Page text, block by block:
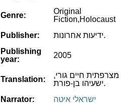
Genre:
Original
Fiction,Holocaust
Publisher:
ידיעות אחרונות.
Publishing
year:
2005
Translation:
מצרפתית חיים גורי,
ישעיהו בן-פורת.
Narrator:
ישראלי איטה